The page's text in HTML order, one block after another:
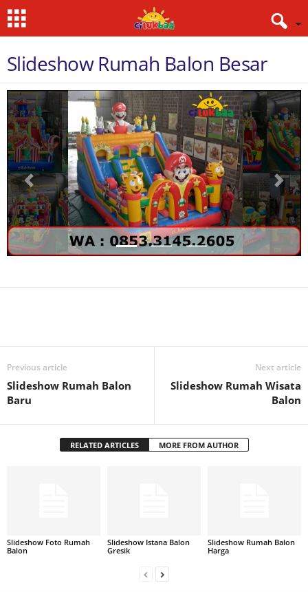
Slideshow Rumah Balon Besar
Previous Next
Previous article
Slideshow Rumah Balon
Baru
Next article
Slideshow Rumah Wisata
Balon
RELATED ARTICLES MORE FROM AUTHOR
Slideshow Foto Rumah
Balon
Slideshow Istana Balon
Gresik
Slideshow Rumah Balon
Harga